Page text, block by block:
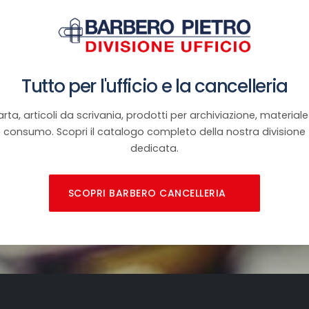
Tutto per l'ufficio e la cancelleria
articoli da scrivania, prodotti per archiviazione,
consumo. Scopri il catalogo completo della nostra divisione
dedicata.
SCOPRI BARBERO CANCELLERIA